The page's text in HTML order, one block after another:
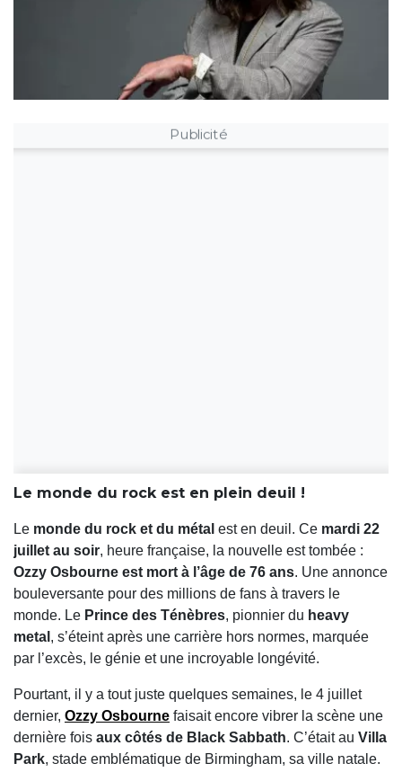
Publicité
Le monde du rock est en plein deuil !
Le monde du rock et du métal est en deuil. Ce mardi 22
juillet au soir, heure française, la nouvelle est tombée :
Ozzy Osbourne est mort à l’âge de 76 ans. Une annonce
bouleversante pour des millions de fans à travers le
monde. Le Prince des Ténèbres, pionnier du heavy
metal , s’éteint après une carrière hors normes, marquée
par l’excès, le génie et une incroyable longévité.
Pourtant, il y a tout juste quelques semaines, le 4 juillet
dernier, Ozzy Osbourne faisait encore vibrer la scène une
dernière fois aux côtés de Black Sabbath. C’était au Villa
Park, stade emblématique de Birmingham, sa ville natale.